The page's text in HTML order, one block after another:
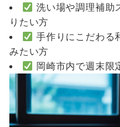
洗い場や調理補助
りたい方
手作りにこだわる
みたい方
岡崎市内で週末限